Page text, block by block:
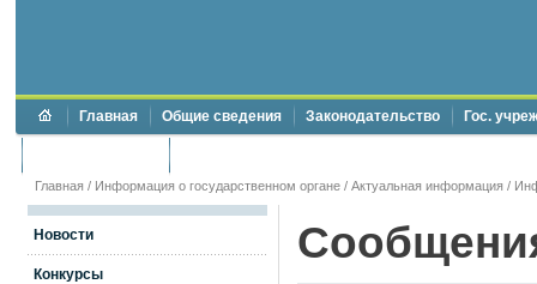
Главная Общие сведения Законодательство Гос.
Главная / Информация о государственном органе / Актуальная информация /
Новости
Конкурсы